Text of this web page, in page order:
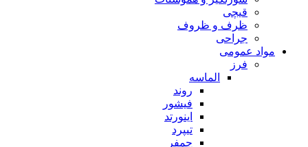
قیچی
ظرف و ظروف
جراحی
مواد عمومی
فرز
الماسه
روند
فیشور
اینورتد
تیپرد
چمفر